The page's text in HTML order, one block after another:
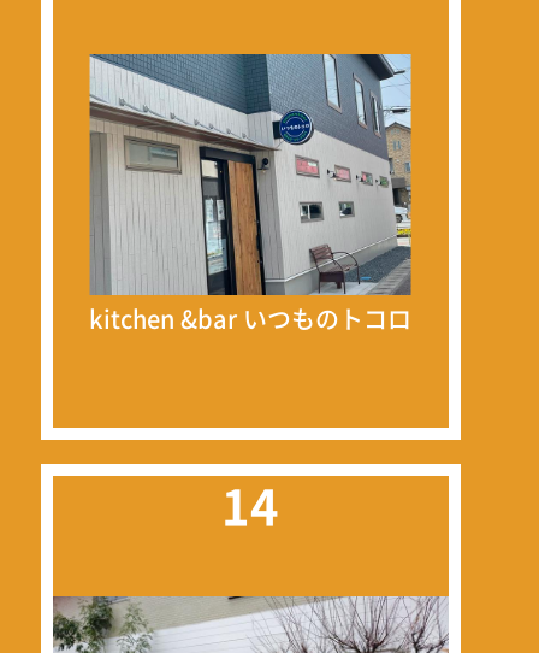
kitchen &bar いつものトコロ
14